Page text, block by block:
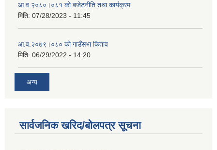
आ.व.२०८०।०८१ को बजेटनीति तथा कार्यक्रम
मिति: 07/28/2023 - 11:45
आ.व.२०७९।०८० को गाउँसभा किताव
मिति: 06/29/2022 - 14:20
अन्य
सार्वजनिक खरिद/बोलपत्र सूचना